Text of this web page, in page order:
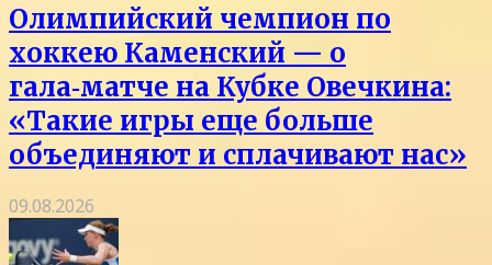
Олимпийский чемпион по
хоккею Каменский — о
гала‑матче на Кубке Овечкина:
«Такие игры еще больше
объединяют и сплачивают нас»
09.08.2026